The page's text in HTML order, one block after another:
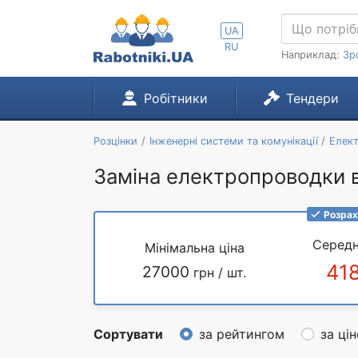
UA
RU
Наприклад:
Робітники Тендери
Розцінки Інженерні системи та комунікації
Заміна електропроводки
Мінімальна ціна
27000 грн / шт.
Сортувати за рейтингом за